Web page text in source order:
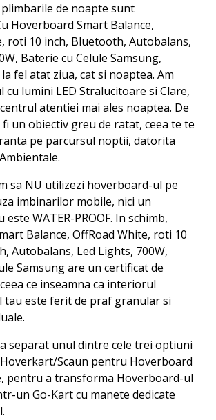
plimbarile de noapte sunt
Hoverboard Smart Balance,
roti 10 inch, Bluetooth, Autobalans,
Baterie cu Celule Samsung,
fel atat ziua, cat si noaptea. Am
lumini LED Stralucitoare si Clare,
atentiei mai ales noaptea. De
fi un obiectiv greu de ratat, ceea te te
pe parcursul noptii, datorita
sa NU utilizezi hoverboard-ul pe
imbinarilor mobile, nici un
WATER-PROOF. In schimb,
Balance, OffRoad White, roti 10
Autobalans, Led Lights, 700W,
Samsungare un certificat de
ce inseamna ca interiorul
tau este ferit de praf granular si
separat unul dintre cele trei optiuni
Scaun pentru Hoverboard
pentru a transforma Hoverboard-ul
un Go-Kart cu manete dedicate